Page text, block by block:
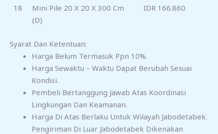
18
Mini Pile 20 X 20 X 300 Cm
(D)
IDR 166.860
Syarat Dan Ketentuan:
Harga Belum Termasuk Ppn 10%.
Harga Sewaktu – Waktu Dapat Berubah Sesuai
Kondisi.
Pembeli Bertanggung Jawab Atas Koordinasi
Lingkungan Dan Keamanan.
Harga Di Atas Berlaku Untuk Wilayah Jabodetabek.
Pengiriman Di Luar Jabodetabek Dikenakan